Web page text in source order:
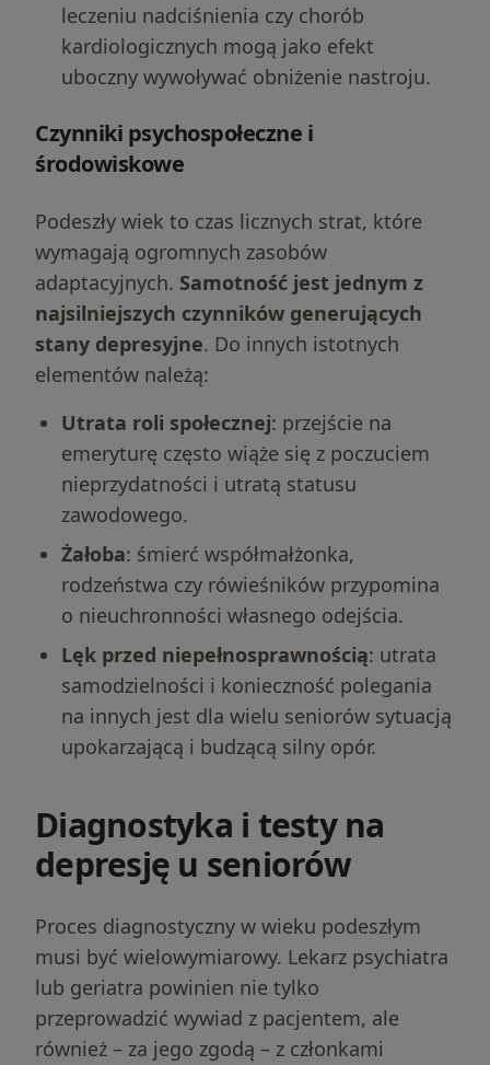
leczeniu nadciśnienia czy chorób
kardiologicznych mogą jako efekt
uboczny wywoływać obniżenie nastroju.
Czynniki psychospołeczne i
środowiskowe
Podeszły wiek to czas licznych strat, które
wymagają ogromnych zasobów
adaptacyjnych. Samotność jest jednym z
najsilniejszych czynników generujących
stany depresyjne. Do innych istotnych
elementów należą:
Utrata roli społecznej: przejście na
emeryturę często wiąże się z poczuciem
nieprzydatności i utratą statusu
zawodowego.
Żałoba: śmierć współmałżonka,
rodzeństwa czy rówieśników przypomina
o nieuchronności własnego odejścia.
Lęk przed niepełnosprawnością: utrata
samodzielności i konieczność polegania
na innych jest dla wielu seniorów sytuacją
upokarzającą i budzącą silny opór.
Diagnostyka i testy na
depresję u seniorów
Proces diagnostyczny w wieku podeszłym
musi być wielowymiarowy. Lekarz psychiatra
lub geriatra powinien nie tylko
przeprowadzić wywiad z pacjentem, ale
również – za jego zgodą – z członkami